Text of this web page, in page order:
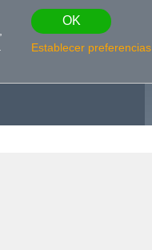
OK
Establecer preferencias